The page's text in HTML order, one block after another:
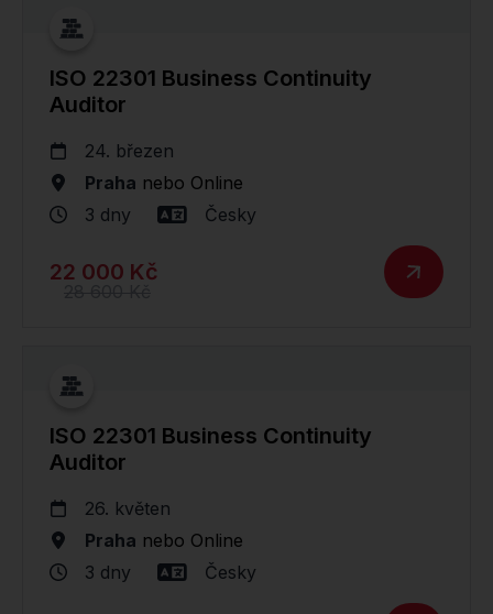
ISO 22301 Business Continuity
Auditor
24. březen
Praha nebo Online
3 dny
Česky
22 000 Kč
ISO 22301 Business Continuity
Auditor
26. květen
Praha nebo Online
3 dny
Česky